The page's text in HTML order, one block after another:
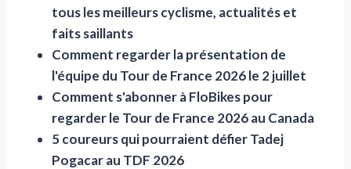
tous les meilleurs cyclisme, actualités et
faits saillants
Comment regarder la présentation de
l'équipe du Tour de France 2026 le 2 juillet
Comment s'abonner à FloBikes pour
regarder le Tour de France 2026 au Canada
5 coureurs qui pourraient défier Tadej
Pogacar au TDF 2026